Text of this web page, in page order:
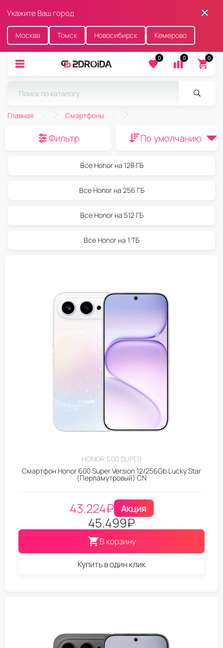
Укажите Ваш город
Москва Томск Новосибирск Кемерово
0 0 0
Главная Смартфоны
Фильтр По умолчанию
Все Honor на 128 ГБ
Все Honor на 256 ГБ
Все Honor на 512 ГБ
Все Honor на 1 ТБ
HONOR 600 SUPER
Смартфон Honor 600 Super Version 12/256Gb Lucky Star
(Перламутровый) CN
43.224₽ Акция
45.499₽
В корзину
Купить в один клик